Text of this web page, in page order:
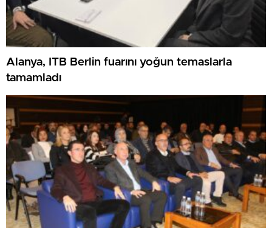
Alanya, ITB Berlin fuarını yoğun temaslarla
tamamladı